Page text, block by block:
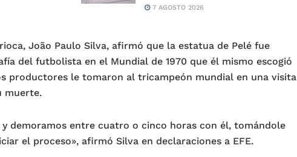
7 AGOSTO 2026
João Paulo Silva, afirmó que la estatua de Pelé fue
del futbolista en el Mundial de 1970 que él mismo escogió
productores le tomaron al tricampeón mundial en una visita
muerte.
demoramos entre cuatro o cinco horas con él, tomándole
el proceso», afirmó Silva en declaraciones a EFE.